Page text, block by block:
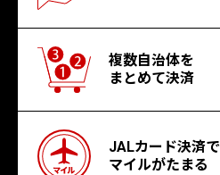
複数自治体を
まとめて決済
JALカード決済で
マイルがたまる